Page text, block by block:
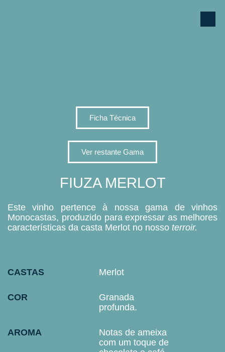
Ficha Técnica
Ver restante Gama
FIUZA MERLOT
Este vinho pertence à nossa gama de vinhos
Monocastas, produzido para expressar as melhores
características da casta Merlot no nosso terroir.
CASTAS Merlot
COR
Granada
profunda.
AROMA
Notas de ameixa
com um toque de